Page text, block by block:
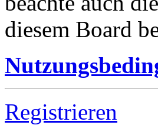
diesem Board
Registrieren